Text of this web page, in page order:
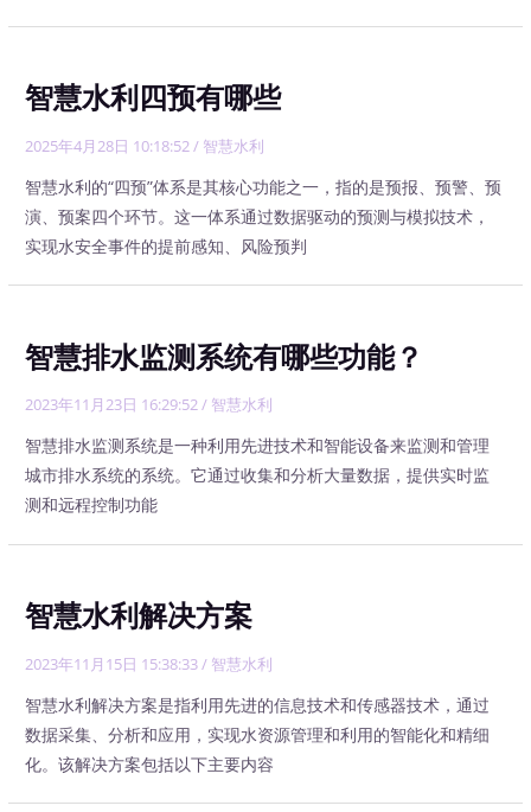
智慧水利四预有哪些
2025年4月28日 10:18:52/ 智慧水利
智慧水利的“四预”体系是其核心功能之一，指的是预报、预警、预
演、预案四个环节。这一体系通过数据驱动的预测与模拟技术，
实现水安全事件的提前感知、风险预判
智慧排水监测系统有哪些功能？
2023年11月23日 16:29:52/ 智慧水利
智慧排水监测系统是一种利用先进技术和智能设备来监测和管理
城市排水系统的系统。它通过收集和分析大量数据，提供实时监
测和远程控制功能
智慧水利解决方案
2023年11月15日 15:38:33/ 智慧水利
智慧水利解决方案是指利用先进的信息技术和传感器技术，通过
数据采集、分析和应用，实现水资源管理和利用的智能化和精细
化。该解决方案包括以下主要内容